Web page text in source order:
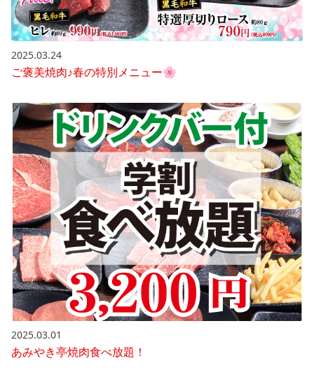
2025.03.24
ご褒美焼肉♪春の特別メニュー🌸
2025.03.01
あみやき亭焼肉食べ放題！